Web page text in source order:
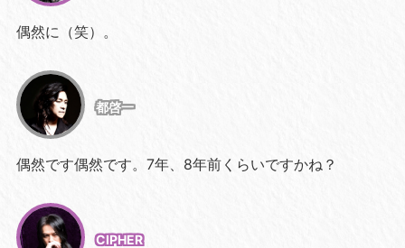
偶然に（笑）。
都啓一
偶然です偶然です。7年、8年前くらいですかね？
CIPHER